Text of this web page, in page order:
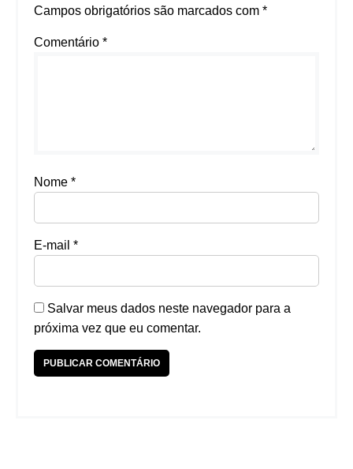
Campos obrigatórios são marcados com *
Comentário *
Nome *
E-mail *
Salvar meus dados neste navegador para a
próxima vez que eu comentar.